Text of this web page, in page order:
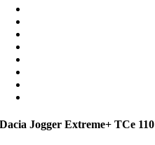
Dacia Jogger Extreme+ TCe 110